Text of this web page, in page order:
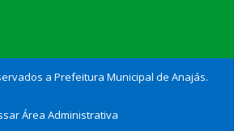
a Prefeitura Municipal de Anajás.
Área Administrativa